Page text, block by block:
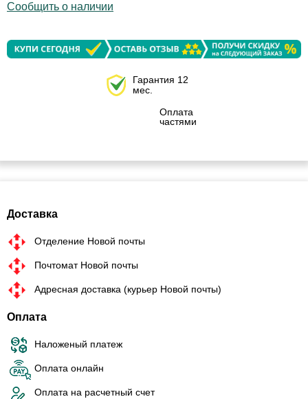
Сообщить о наличии
Гарантия 12
мес.
Оплата
частями
Доставка
Отделение Новой почты
Почтомат Новой почты
Адресная доставка (курьер Новой почты)
Оплата
Наложеный платеж
Оплата онлайн
Оплата на расчетный счет